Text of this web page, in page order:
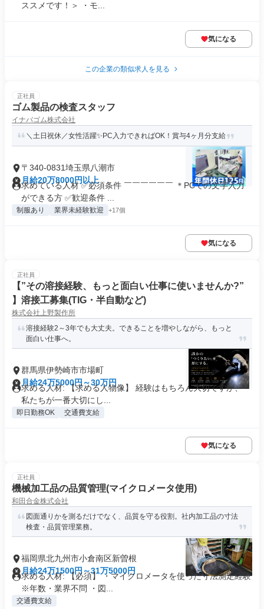
ススメです！＞ ・モ...
気になる
この企業の類似求人を見る
正社員
ゴム製品の検査スタッフ
イナバゴム株式会社
＼土日祝休／女性活躍✨PC入力できればOK！賞与4ヶ月分支給
〒340-0831埼玉県八潮市
月給20万8000円以上
求めている人材 ✅必須条件 ￣￣￣￣￣￣ ＊PCでの文字入力
ができる方 ✅歓迎条件 ...
制服あり 業界未経験歓迎 +17個
気になる
正社員
【”その溶接経験、もっと面白い仕事に使いませんか?”
】溶接工募集(TIG・半自動など)
株式会社上野製作所
溶接経験2～3年でも大丈夫。できることを増やしながら、もっと
面白い仕事へ。
群馬県伊勢崎市市場町
月給24万5000円～30万円
求める人材: 【求める人物像】 経験はもちろん大切ですが、
私たちが一番大切にし...
即日勤務OK 交通費支給
気になる
正社員
機械加工品の品質管理(マイクロメータ使用)
和田合金株式会社
図面通りかを測るだけでなく、品質を守る役割。社内加工品の寸法
検査・品質管理業務。
福岡県北九州市小倉南区新曽根
月給24万1500円～31万5000円
求める人材: 【必須】 ・マイクロメータを使った寸法測定経験
※年数・業界不問 ・図...
交通費支給